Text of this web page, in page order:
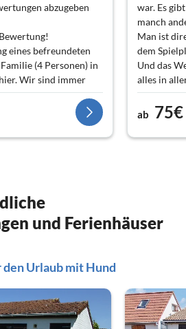
abzugeben
eines befreundeten
(4 Personen) in
Wir sind immer
Erwartungen noch
Frau Hanson wie
Nachbarin" vor Ort
und Qualität des
den fast
Park mit
befestigt) bis zur
war. Es
manch
Man ist
dem
Und das
alles in
Fam.
ab 75€
und Ferienhäuser
Urlaub mit Hund